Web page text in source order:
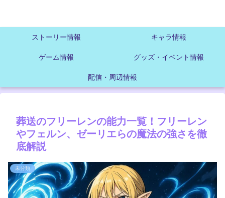
ストーリー情報 キャラ情報
ゲーム情報 グッズ・イベント情報
配信・周辺情報
葬送のフリーレンの能力一覧！フリーレン
やフェルン、ゼーリエらの魔法の強さを徹
底解説
未分類